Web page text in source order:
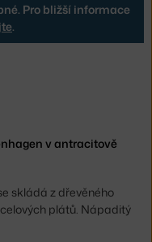
Pro bližší informace
.
v antracitově
skládá z dřevěného
plátů. Nápaditý